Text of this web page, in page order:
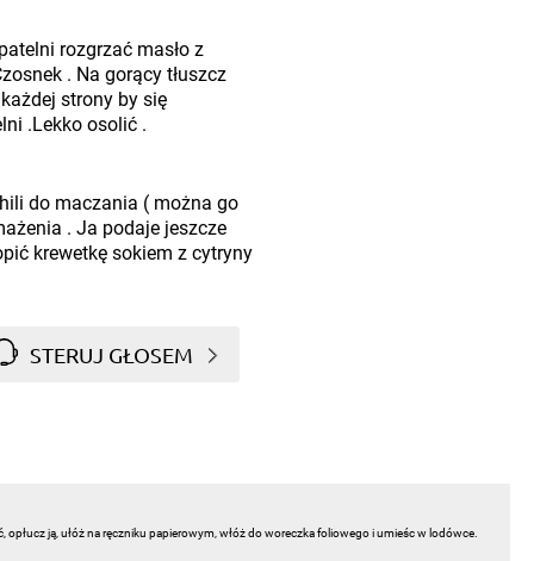
rozgrzać masło z
. Na gorący tłuszcz
strony by się
.Lekko osolić .
do maczania ( można go
. Ja podaje jeszcze
krewetkę sokiem z cytryny
STERUJ GŁOSEM
opłucz ją, ułóż na ręczniku papierowym, włóż do woreczka foliowego i umieśc w lodówce.